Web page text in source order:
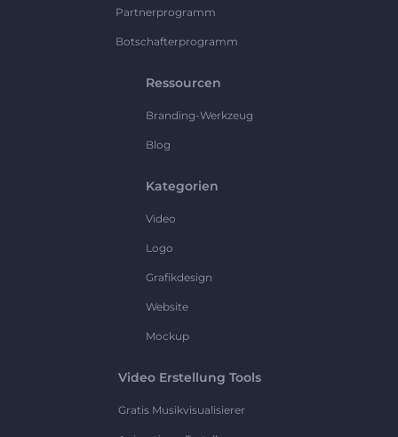
Partnerprogramm
Botschafterprogramm
Ressourcen
Branding-Werkzeug
Blog
Kategorien
Video
Logo
Grafikdesign
Website
Mockup
Video Erstellung Tools
Gratis Musikvisualisierer